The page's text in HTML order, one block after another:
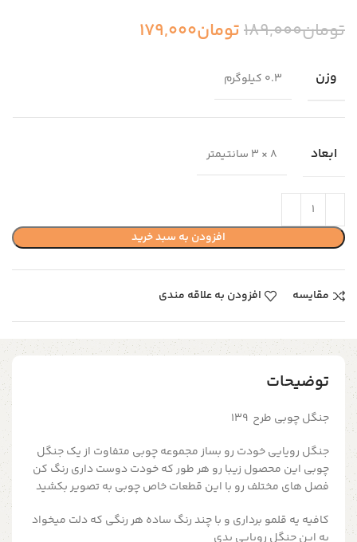
تومان189,000تومان179,000
وزن 0.3 کیلوگرم
ابعاد 8 × 3 سانتیمتر
افزودن به سبد خرید
مقایسه افزودن به علاقه مندی
توضیحات
جنگل چوبی طرح 139
جنگل رویایی خودت رو بساز مجموعه چوبی متفاوت از یک جنگل
چوبی این محصول زیبا رو هر طور که خودت دوست داری رنگ کن
فصل های مختلف رو با این قطعات خاص چوبی به تصویر بکشید
کافیه یه قلمو برداری و با چند رنگ ساده هر رنگی که دلت میخواد
به این جنگل رویایی بدی